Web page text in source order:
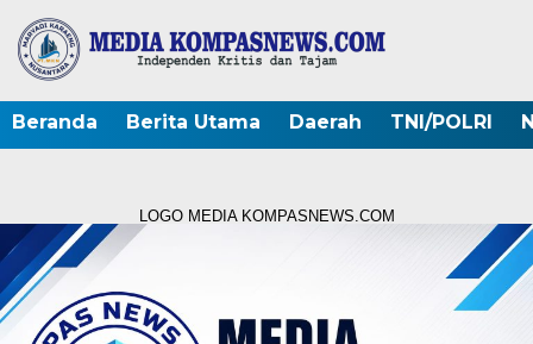
Beranda Berita Utama Daerah TNI/POLRI
LOGO MEDIA KOMPASNEWS.COM